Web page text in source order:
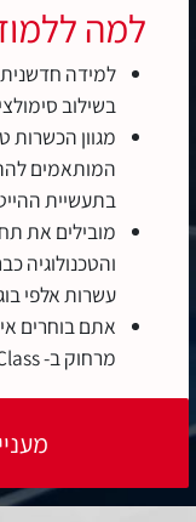
למה
למידה
בשילוב
מגוון הכשרות
המותאמים
בתעשיית
מובילים את
עשרות אלפי
אתם בוחרים
מרחוק ב- Live Class או בלמידה עצמית